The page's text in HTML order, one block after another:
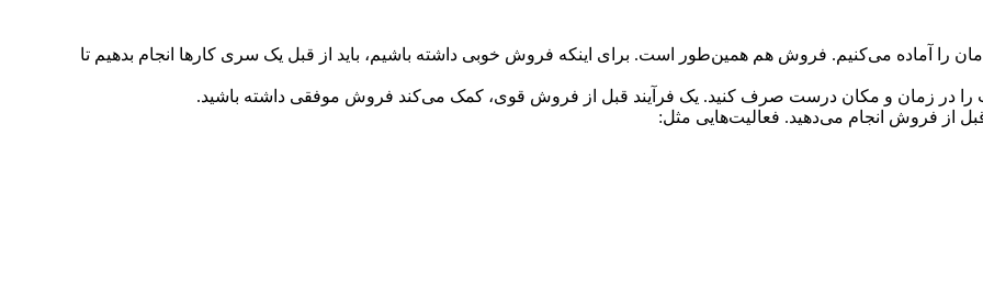
را آماده می‌کنیم. فروش هم همین‌طور است. برای اینکه فروش خوبی داشته باشیم، باید از قبل یک سری کارها انجام بدهیم تا
را در زمان و مکان درست صرف کنید. یک فرآیند قبل از فروش قوی، کمک می‌کند فروش موفقی داشته باشید.
از فروش انجام می‌دهید. فعالیت‌هایی مثل: